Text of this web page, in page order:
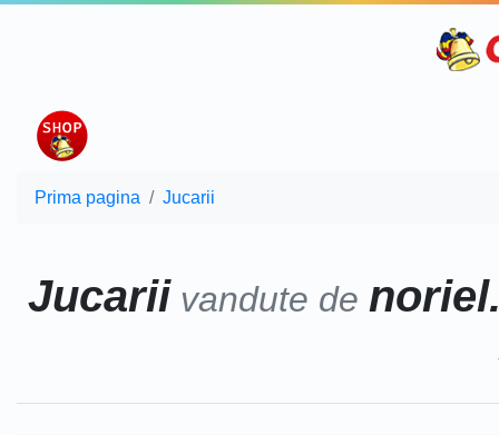
Prima pagina Jucarii
Jucarii vandute de